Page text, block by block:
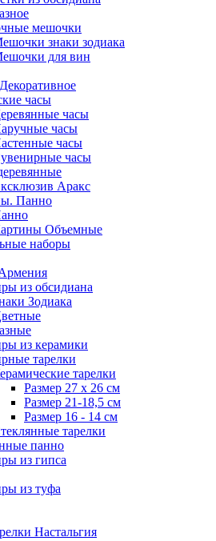
мешочки
знаки зодиака
для вин
часы
часы
часы
часы
часы
Аракс
Панно
Объемные
наборы
из обсидиана
Зодиака
из керамики
тарелки
тарелки
Размер 27 х 26 см
Размер 21-18,5 см
Размер 16 - 14 см
тарелки
панно
из гипса
из туфа
Настальгия